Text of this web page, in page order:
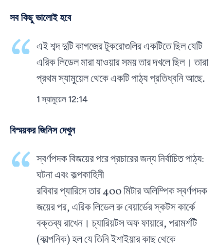
সব কিছু ভালোই হবে
এই শব্দ দুটি কাগজের টুকরোগুলির একটিতে ছিল যেটি
এরিক লিডেল মারা যাওয়ার সময় তার দখলে ছিল। তারা
প্রথম স্যামুয়েল থেকে একটি পাঠ্য প্রতিধ্বনি আছে.
1 স্যামুয়েল 12:14
বিস্ময়কর জিনিস দেখুন
স্বর্ণপদক বিজয়ের পরে প্রচারের জন্য নির্বাচিত পাঠ্য:
ঘটনা এবং কল্পকাহিনী
রবিবার প্যারিসে তার 400 মিটার অলিম্পিক স্বর্ণপদক
জয়ের পর, এরিক লিডেল রু বেয়ার্ডের স্কটস কার্কে
বক্তব্য রাখেন। চ্যারিয়টস অফ ফায়ারে, পরামর্শটি
(কাল্পনিক) হল যে তিনি ইশাইয়ার কাছ থেকে